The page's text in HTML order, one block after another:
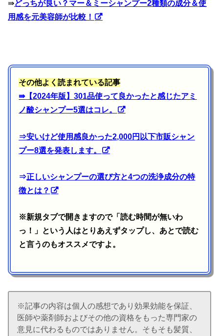
⇛どっちが良い？マー＆ミーシャンプー2種類の成分＆使
用感を元美容師が比較！
その他よく読まれている記事
⇛【2024年版】301品使って良かったと感じたアミ
ノ酸シャンプー5選はコレ。
⇒安いけど使用感良かった2,000円以下市販シャン
プー8選を発表します。
⇒正しいシャンプーの選び方と4つの洗浄成分の特
徴とは？
※新規タブで開きますので「読む時間が無いわ
っ！」という人はとりあえずタップし、あとで読む
と言うのもオススメですよ。
※記事の内容は個人の感想であり効果効能を保証、
医師や薬剤師およびその他の資格をもった専門家の
意見に代わるものではありません。そもそも髪質、